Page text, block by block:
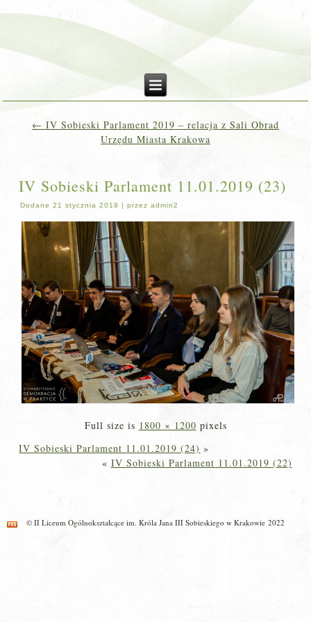
← IV Sobieski Parlament 2019 – relacja z Sali Obrad
Urzędu Miasta Krakowa
IV Sobieski Parlament 11.01.2019 (23)
Dodane 21 stycznia 2019 |przez admin2
Full size is 1800 × 1200 pixels
IV Sobieski Parlament 11.01.2019 (24) »
« IV Sobieski Parlament 11.01.2019 (22)
© II Liceum Ogólnokształcące im. Króla Jana III Sobieskiego w Krakowie 2022